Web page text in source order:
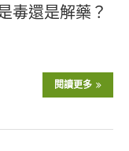
毒還是解藥？
閱讀更多